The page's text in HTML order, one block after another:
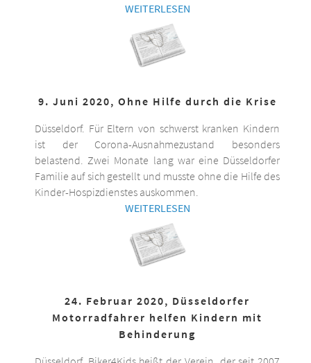
WEITERLESEN
9. Juni 2020, Ohne Hilfe durch die Krise
Düsseldorf. Für Eltern von schwerst kranken Kindern
ist der Corona-Ausnahmezustand besonders
belastend. Zwei Monate lang war eine Düsseldorfer
Familie auf sich gestellt und musste ohne die Hilfe des
Kinder-Hospizdienstes auskommen.
WEITERLESEN
24. Februar 2020, Düsseldorfer
Motorradfahrer helfen Kindern mit
Behinderung